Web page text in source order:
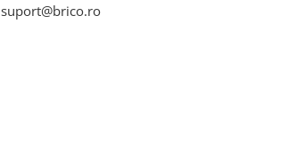
suport@brico.ro